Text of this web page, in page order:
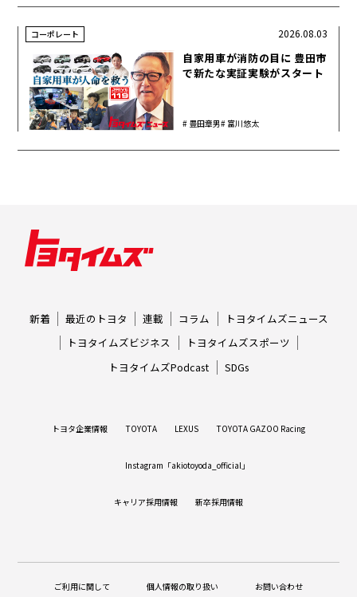
コーポレート
自家用車が消防の目に 豊田市
で新たな実証実験がスタート
豊田章男 富川悠太
2026.08.03
新着 最近のトヨタ 連載 コラム
トヨタイムズニュース
トヨタイムズビジネス
トヨタイムズスポーツ
トヨタイムズPodcast
SDGs
トヨタ企業情報 TOYOTA LEXUS TOYOTA GAZOO Racing
Instagram「akiotoyoda_official」
キャリア採用情報 新卒採用情報
ご利用に関して 個人情報の取り扱い お問い合わせ